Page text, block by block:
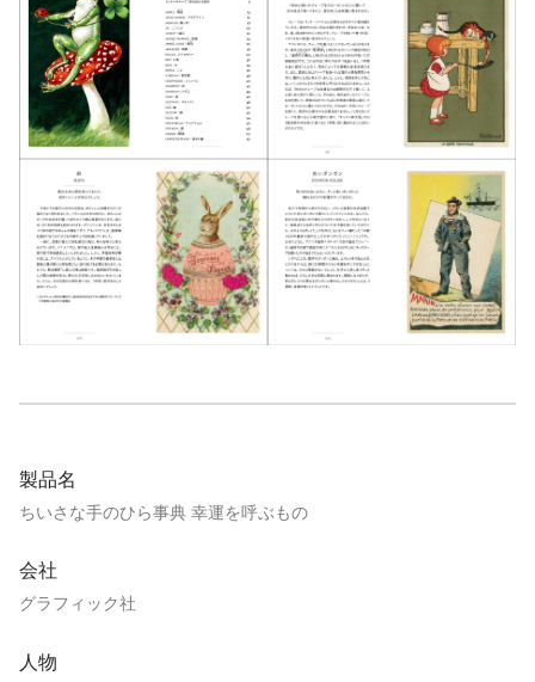
製品名
ちいさな手のひら事典 幸運を呼ぶもの
会社
グラフィック社
人物